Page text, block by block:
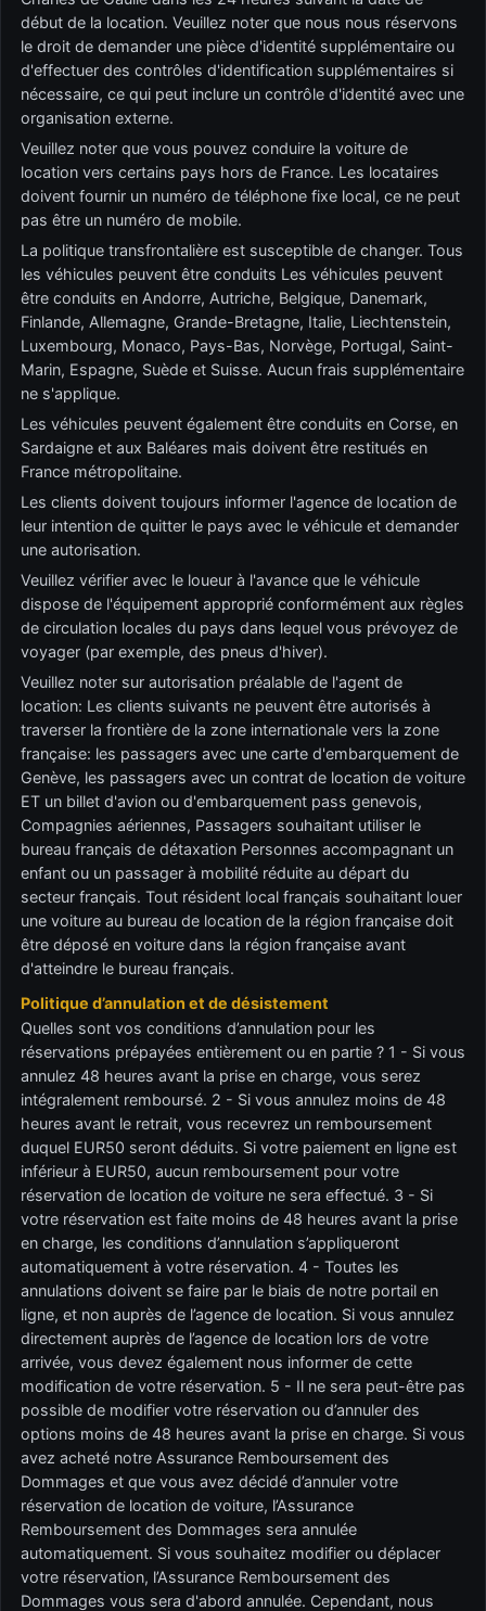
début de la location. Veuillez noter que nous nous réservons
le droit de demander une pièce d'identité supplémentaire ou
d'effectuer des contrôles d'identification supplémentaires si
nécessaire, ce qui peut inclure un contrôle d'identité avec une
organisation externe.
Veuillez noter que vous pouvez conduire la voiture de
location vers certains pays hors de France. Les locataires
doivent fournir un numéro de téléphone fixe local, ce ne peut
pas être un numéro de mobile.
La politique transfrontalière est susceptible de changer. Tous
les véhicules peuvent être conduits Les véhicules peuvent
être conduits en Andorre, Autriche, Belgique, Danemark,
Finlande, Allemagne, Grande-Bretagne, Italie, Liechtenstein,
Luxembourg, Monaco, Pays-Bas, Norvège, Portugal, Saint-
Marin, Espagne, Suède et Suisse. Aucun frais supplémentaire
ne s'applique.
Les véhicules peuvent également être conduits en Corse, en
Sardaigne et aux Baléares mais doivent être restitués en
France métropolitaine.
Les clients doivent toujours informer l'agence de location de
leur intention de quitter le pays avec le véhicule et demander
une autorisation.
Veuillez vérifier avec le loueur à l'avance que le véhicule
dispose de l'équipement approprié conformément aux règles
de circulation locales du pays dans lequel vous prévoyez de
voyager (par exemple, des pneus d'hiver).
Veuillez noter sur autorisation préalable de l'agent de
location: Les clients suivants ne peuvent être autorisés à
traverser la frontière de la zone internationale vers la zone
française: les passagers avec une carte d'embarquement de
Genève, les passagers avec un contrat de location de voiture
ET un billet d'avion ou d'embarquement pass genevois,
Compagnies aériennes, Passagers souhaitant utiliser le
bureau français de détaxation Personnes accompagnant un
enfant ou un passager à mobilité réduite au départ du
secteur français. Tout résident local français souhaitant louer
une voiture au bureau de location de la région française doit
être déposé en voiture dans la région française avant
d'atteindre le bureau français.
Politique d’annulation et de désistement
Quelles sont vos conditions d’annulation pour les
réservations prépayées entièrement ou en partie ? 1 - Si vous
annulez 48 heures avant la prise en charge, vous serez
intégralement remboursé. 2 - Si vous annulez moins de 48
heures avant le retrait, vous recevrez un remboursement
duquel EUR50 seront déduits. Si votre paiement en ligne est
inférieur à EUR50, aucun remboursement pour votre
réservation de location de voiture ne sera effectué. 3 - Si
votre réservation est faite moins de 48 heures avant la prise
en charge, les conditions d’annulation s’appliqueront
automatiquement à votre réservation. 4 - Toutes les
annulations doivent se faire par le biais de notre portail en
ligne, et non auprès de l’agence de location. Si vous annulez
directement auprès de l’agence de location lors de votre
arrivée, vous devez également nous informer de cette
modification de votre réservation. 5 - Il ne sera peut-être pas
possible de modifier votre réservation ou d’annuler des
options moins de 48 heures avant la prise en charge. Si vous
avez acheté notre Assurance Remboursement des
Dommages et que vous avez décidé d’annuler votre
réservation de location de voiture, l’Assurance
Remboursement des Dommages sera annulée
automatiquement. Si vous souhaitez modifier ou déplacer
votre réservation, l’Assurance Remboursement des
Dommages vous sera d'abord annulée. Cependant, nous